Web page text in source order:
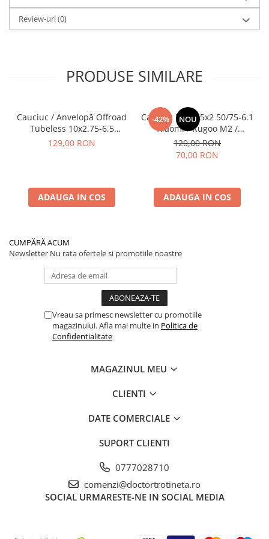
Review-uri(0)
PRODUSE SIMILARE
Cauciuc / Anvelopă Offroad
Tubeless 10x2.75-6.5
KuKirin G2/G2 Master 2025
129,00 RON
ADAUGA IN COS
-42% NOU
Cauciuc Plin 8.5x2 50/75-6.1
Xiaomi / Kugoo M2 /
Ducati/Evergreen/Motus/
120,00 RON
70,00 RON
ADAUGA IN COS
CUMPĂRĂ ACUM
Newsletter Nu rata ofertele si promotiile noastre
Vreau sa primesc newsletter cu promotiile
magazinului. Afla mai multe in Politica de
Confidentialitate
MAGAZINUL MEU
CLIENTI
DATE COMERCIALE
SUPORT CLIENTI
0777028710
comenzi@doctortrotineta.ro
SOCIAL URMARESTE-NE IN SOCIAL MEDIA